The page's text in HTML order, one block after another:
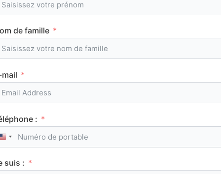
Service Civique : les secrets d’une bonne lettre
de motivation
de famille
:
United States +1
suis :